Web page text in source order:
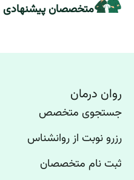
متخصصان پیشنهادی
روان درمان
جستجوی متخصص
رزرو نوبت از روانشناس
ثبت نام متخصصان